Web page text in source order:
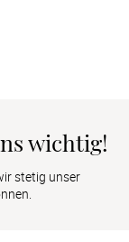
wichtig!
stetig unser